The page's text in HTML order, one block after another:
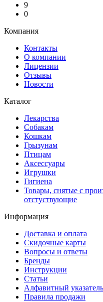
9
0
Компания
Контакты
О компании
Лицензии
Отзывы
Новости
Каталог
Лекарства
Собакам
Кошкам
Грызунам
Птицам
Аксессуары
Игрушки
Гигиена
Товары, снятые с
отстуствующие
Информация
Доставка и оплата
Скидочные карты
Вопросы и ответы
Бренды
Инструкции
Статьи
Алфавитный указатель
Правила продажи